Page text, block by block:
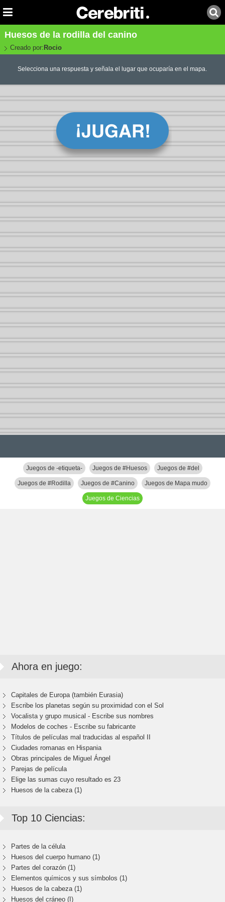
Huesos de la rodilla del canino
Creado por: Rocio
Selecciona una respuesta y señala el lugar que ocuparía en el mapa.
Juegos de -etiqueta- Juegos de #Huesos Juegos de #del
Juegos de #Rodilla Juegos de #Canino Juegos de Mapa mudo
Juegos de Ciencias
Ahora en juego:
Capitales de Europa (también Eurasia)
Escribe los planetas según su proximidad con el Sol
Vocalista y grupo musical - Escribe sus nombres
Modelos de coches - Escribe su fabricante
Títulos de películas mal traducidas al español II
Ciudades romanas en Hispania
Obras principales de Miguel Ángel
Parejas de película
Elige las sumas cuyo resultado es 23
Huesos de la cabeza (1)
Top 10 Ciencias:
Partes de la célula
Huesos del cuerpo humano (1)
Partes del corazón (1)
Elementos químicos y sus símbolos (1)
Huesos de la cabeza (1)
Huesos del cráneo (I)